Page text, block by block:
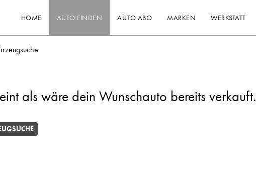
HOME AUTO FINDEN AUTO ABO MARKEN WERKSTATT
als wäre dein Wunschauto bereits verkauft.